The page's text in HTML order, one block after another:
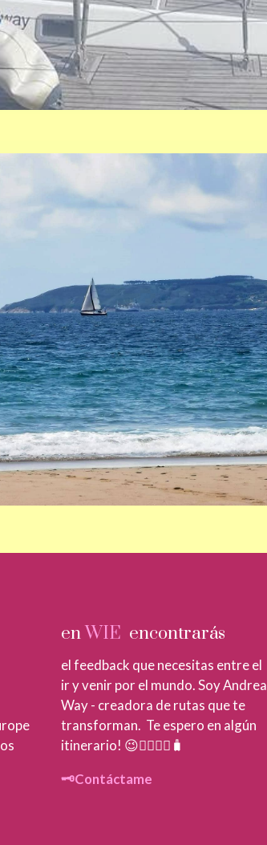
los
en WIE encontrarás
el feedback que necesitas entre el
ir y venir por el mundo. Soy Andrea
Way - creadora de rutas que te
transforman. Te espero en algún
itinerario! 😉🚶‍♀️🚶‍♂️🧳
🗝️Contáctame